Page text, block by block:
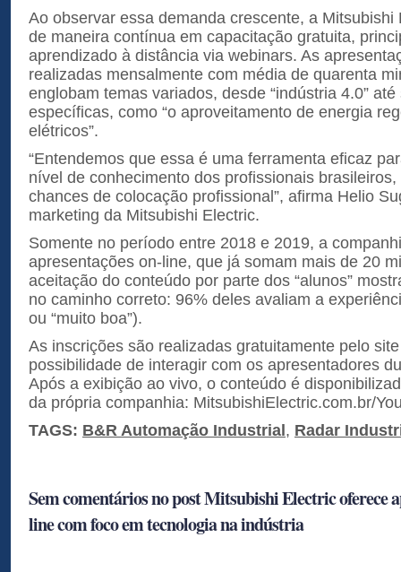
Ao observar essa demanda crescente, a Mitsubishi
de maneira contínua em capacitação gratuita,
aprendizado à distância via webinars. As
realizadas mensalmente com média de quarenta
englobam temas variados, desde “indústria 4.0”
específicas, como “o aproveitamento de energia
elétricos”.
“Entendemos que essa é uma ferramenta eficaz
nível de conhecimento dos profissionais
chances de colocação profissional”, afirma Helio
marketing da Mitsubishi Electric.
Somente no período entre 2018 e 2019, a
apresentações on-line, que já somam mais de 20
aceitação do conteúdo por parte dos “alunos”
no caminho correto: 96% deles avaliam a
ou “muito boa”).
As inscrições são realizadas gratuitamente pelo
possibilidade de interagir com os apresentadores
Após a exibição ao vivo, o conteúdo é
da própria companhia: MitsubishiElectric.com.br/
TAGS: B&R Automação Industrial , Radar
Sem comentários no post Mitsubishi Electric oferece
line com foco em tecnologia na indústria